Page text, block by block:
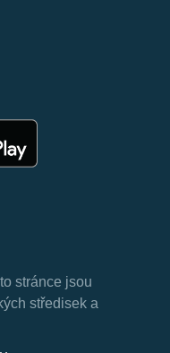
stránce jsou
středisek a